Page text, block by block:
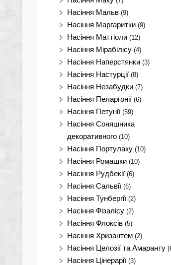
Насіння Мальв (9)
Насіння Маргаритки (9)
Насіння Маттіоли (12)
Насіння Мірабілісу (4)
Насіння Наперстянки (3)
Насіння Настурції (8)
Насіння Незабудки (7)
Насіння Пеларгонії (6)
Насіння Петунії (59)
Насіння Соняшника
декоративного (10)
Насіння Портулаку (10)
Насіння Ромашки (10)
Насіння Рудбекії (6)
Насіння Сальвії (6)
Насіння Тунбергії (2)
Насіння Фізалісу (2)
Насіння Флоксів (5)
Насіння Хризантем (2)
Насіння Целозії та Амаранту
Насіння Цінерарії (3)